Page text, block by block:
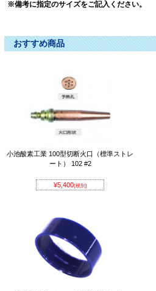
※備考に指定のサイズをご記入ください。
おすすめ商品
小池酸素工業 100型切断火口（標準ストレ
ート） 102 #2
¥5,400(税別)